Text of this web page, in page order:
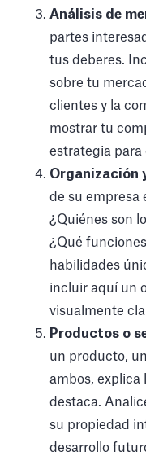
Análisis de
partes
tus deberes.
sobre tu
clientes y la
mostrar tu
estrategia para
Organización
de su empresa
¿Quiénes son
¿Qué
habilidades
incluir aquí un
visualmente
Productos o
un producto,
ambos, explica
destaca.
su propiedad
desarrollo